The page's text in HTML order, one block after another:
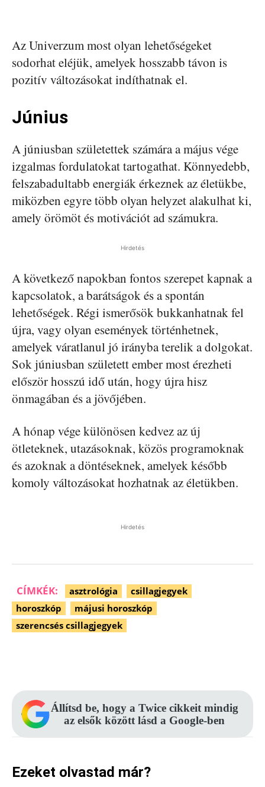
Az Univerzum most olyan lehetőségeket
sodorhat eléjük, amelyek hosszabb távon is
pozitív változásokat indíthatnak el.
Június
A júniusban születettek számára a május vége
izgalmas fordulatokat tartogathat. Könnyedebb,
felszabadultabb energiák érkeznek az életükbe,
miközben egyre több olyan helyzet alakulhat ki,
amely örömöt és motivációt ad számukra.
Hirdetés
A következő napokban fontos szerepet kapnak a
kapcsolatok, a barátságok és a spontán
lehetőségek. Régi ismerősök bukkanhatnak fel
újra, vagy olyan események történhetnek,
amelyek váratlanul jó irányba terelik a dolgokat.
Sok júniusban született ember most érezheti
először hosszú idő után, hogy újra hisz
önmagában és a jövőjében.
A hónap vége különösen kedvez az új
ötleteknek, utazásoknak, közös programoknak
és azoknak a döntéseknek, amelyek később
komoly változásokat hozhatnak az életükben.
Hirdetés
CÍMKÉK: asztrológia
csillagjegyek
horoszkóp
májusi horoszkóp
szerencsés csillagjegyek
Állítsd be, hogy a Twice cikkeit mindig
az elsők között lásd a Google-ben
Ezeket olvastad már?